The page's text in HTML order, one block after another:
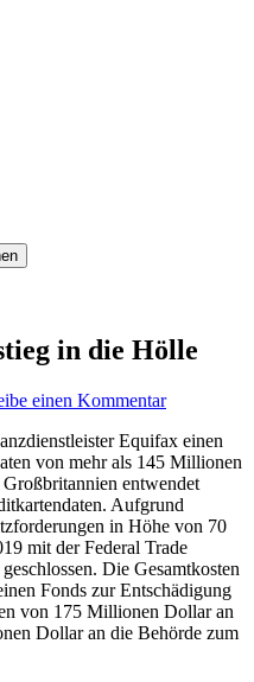
in die Hölle
einen Kommentar
Equifax einen
von mehr als 145 Millionen
entwendet
Aufgrund
in Höhe von 70
mit der Federal Trade
Die Gesamtkosten
Fonds zur Entschädigung
von 175 Millionen Dollar an
Dollar an die Behörde zum